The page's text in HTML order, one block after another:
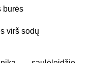
burės
virš sodų